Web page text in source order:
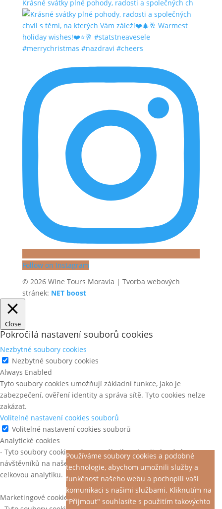
Krásné svátky plné pohody, radosti a společných ch
Follow on Instagram
© 2026 Wine Tours Moravia | Tvorba webových
stránek: NET boost
Používáme soubory cookies a podobné
technologie, abychom umožnili služby a
funkčnost našeho webu a pochopili vaši
komunikaci s našimi službami. Kliknutím na
"Přijmout" souhlasíte s použitím takovýchto
Close
Pokročilá nastavení souborů cookies
Nezbytné soubory cookies
Nezbytné soubory cookies
Always Enabled
Tyto soubory cookies umožňují základní funkce, jako je
zabezpečení, ověření identity a správa sítě. Tyto cookies nelze
zakázat.
Volitelné nastavení cookies souborů
Volitelné nastavení cookies souborů
Analytické cookies
- Tyto soubory cookies nám pomáhají pochopit chování
návštěvníků na našem webu, objevit chyby a poskytnout lepší
celkovou analytiku.
Marketingové cookies